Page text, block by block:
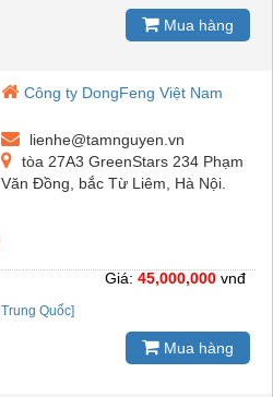
Mua hàng
Công ty DongFeng Việt Nam
lienhe@tamnguyen.vn
tòa 27A3 GreenStars 234 Phạm
Văn Đồng, bắc Từ Liêm, Hà Nội.
Trung Quốc]
Giá: 45,000,000 vnđ
Mua hàng